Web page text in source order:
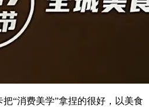
“消费美学”拿捏的很好，以美食